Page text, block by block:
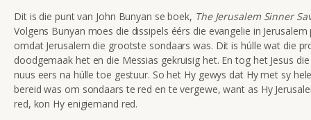
Dit is die punt van John Bunyan se boek, The Jerusalem Sinner
Volgens Bunyan moes die dissipels éérs die evangelie in Jerusalem
omdat Jerusalem die grootste sondaars was. Dit is húlle wat die
doodgemaak het en die Messias gekruisig het. En tog het Jesus
nuus eers na húlle toe gestuur. So het Hy gewys dat Hy met sy
bereid was om sondaars te red en te vergewe, want as Hy
red, kon Hy enigiemand red.